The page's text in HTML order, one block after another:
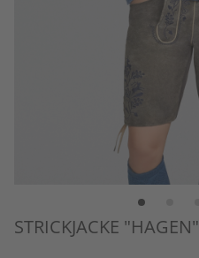
STRICKJACKE "HAGEN"